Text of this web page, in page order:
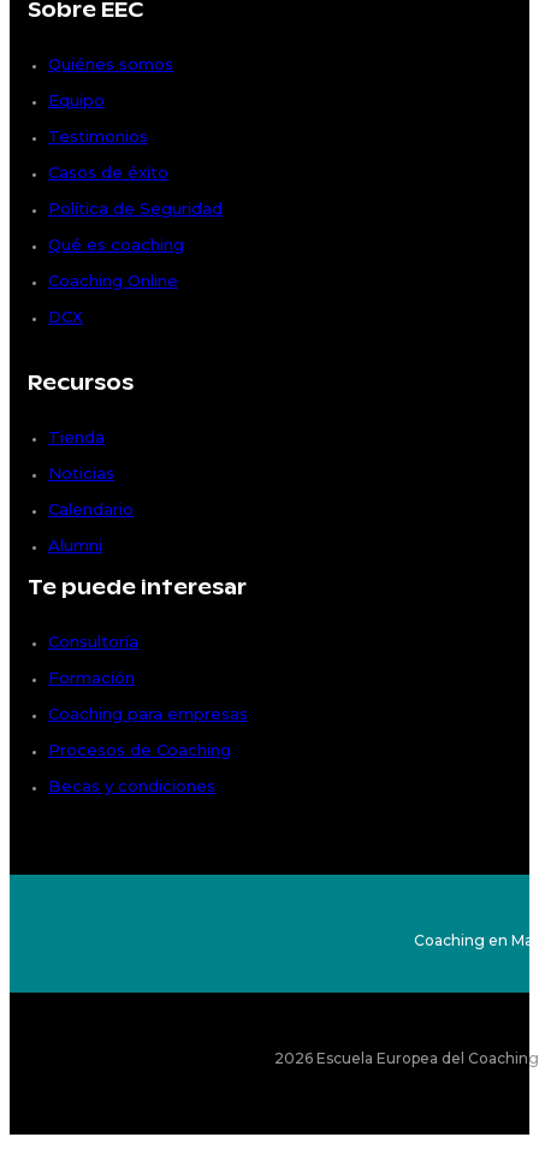
Sobre EEC
Quiénes somos
Equipo
Testimonios
Casos de éxito
Política de Seguridad
Qué es coaching
Coaching Online
DCX
Recursos
Tienda
Noticias
Calendario
Alumni
Te puede interesar
Consultoría
Formación
Coaching para empresas
Procesos de Coaching
Becas y condiciones
Coaching en
2026 Escuela Europea del Coaching